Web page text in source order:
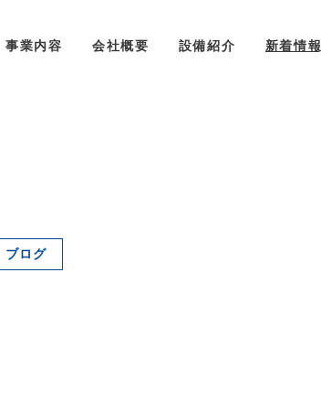
事業内容 会社概要 設備紹介 新着情報
ブログ